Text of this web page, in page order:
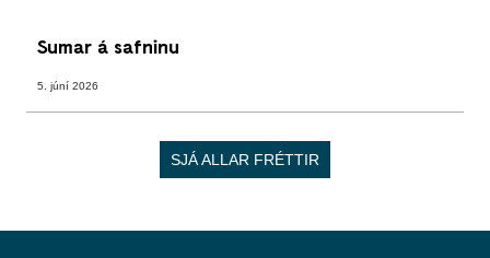
Sumar á safninu
5. júní 2026
SJÁ ALLAR FRÉTTIR